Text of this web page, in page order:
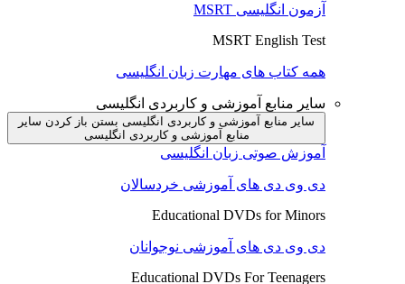
آزمون انگلیسی MSRT
MSRT English Test
همه کتاب های مهارت زبان انگلیسی
سایر منابع آموزشی و کاربردی انگلیسی
سایر منابع آموزشی و کاربردی انگلیسی بستن باز کردن سایر
منابع آموزشی و کاربردی انگلیسی
آموزش صوتی زبان انگلیسی
دی وی دی های آموزشی خردسالان
Educational DVDs for Minors
دی وی دی های آموزشی نوجوانان
Educational DVDs For Teenagers